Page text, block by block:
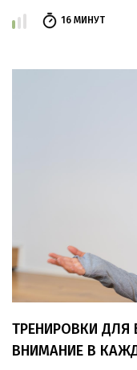
16 МИНУТ
ТРЕНИРОВКИ ДЛЯ
ВНИМАНИЕ В